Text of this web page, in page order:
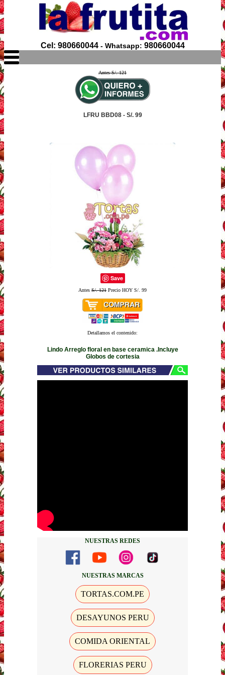
Cel: 980660044- Whatsapp: 980660044
Antes S/. 121
LFRU BBD08 - S/. 99
Save
Antes S/. 121 Precio HOY S/. 99
Detallamos el contenido:
Lindo Arreglo floral en base ceramica .Incluye
Globos de cortesia
NUESTRAS REDES
NUESTRAS MARCAS
TORTAS.COM.PE
DESAYUNOS PERU
COMIDA ORIENTAL
FLORERIAS PERU